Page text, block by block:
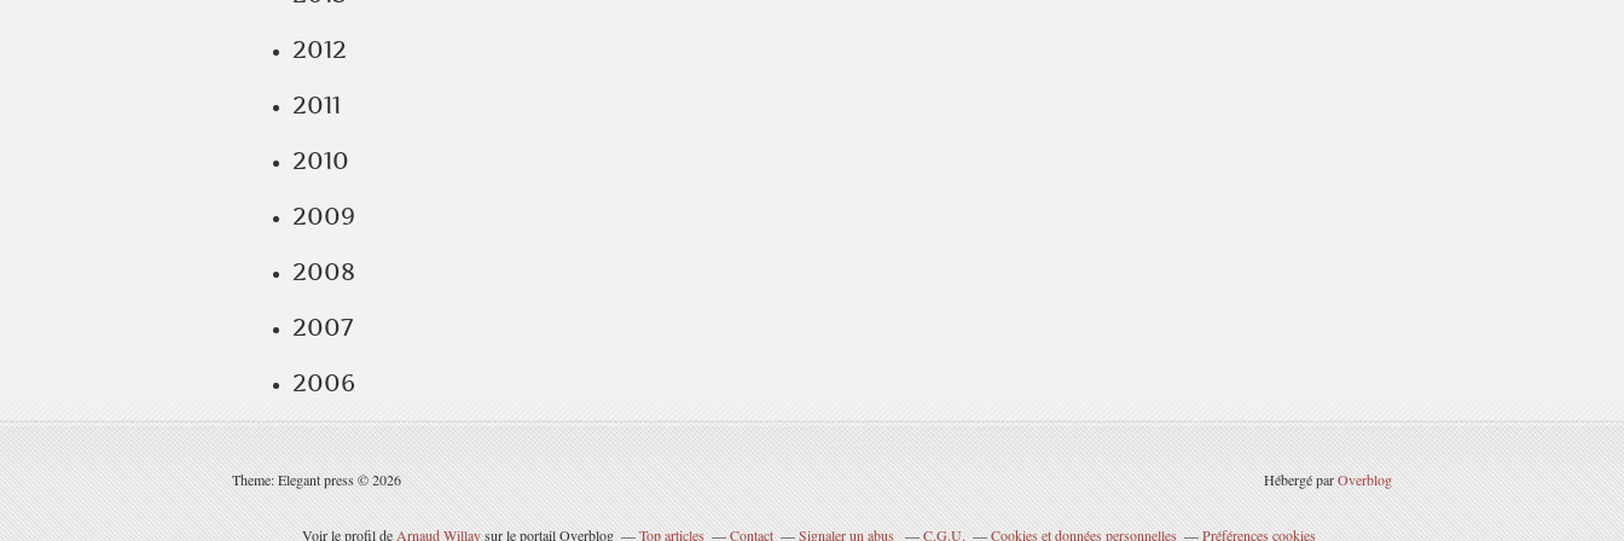
2012
2011
2010
2009
2008
2007
2006
Theme: Elegant press © 2026 Hébergé parOverblog
Voir le profil de Arnaud Willaysur le portail Overblog Top articles Contact Signaler un abus C.G.U. Cookies et données personnelles Préférences cookies